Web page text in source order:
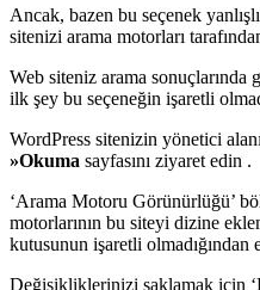
Ancak, bazen bu seçenek
sitenizi arama motorları
Web siteniz arama sonuçlarında
ilk şey bu seçeneğin işaretli
WordPress sitenizin yönetici
»Okuma sayfasını ziyaret edin .
‘Arama Motoru Görünürlüğü’
motorlarının bu siteyi dizine
kutusunun işaretli olmadığından
Değişikliklerinizi saklamak için